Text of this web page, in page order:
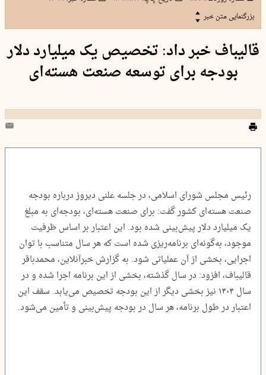
بزرگنمایی متن خبر
قالیباف خبر داد: تخصیص یک میلیارد دلار
بودجه برای توسعه صنعت هسته‌ای
رئیس مجلس شورای اسلامی، در جلسه علنی دیروز درباره بودجه
صنعت هسته‌ای کشور گفت: برای صنعت هسته‌ای، بودجه‌ای به مبلغ
یک میلیارد دلار پیش‌بینی شده بود. این اعتبار بر اساس ظرفیت
موجود، به‌گونه‌ای برنامه‌ریزی شده است که هر سال متناسب با توان
اجرایی، بخشی از آن عملیاتی شود. به گزارش خبرآنلاین، محمدباقر
قالیباف، افزود: در سال گذشته، بخشی از این برنامه اجرا شده و در
سال ۱۴۰۴ نیز بخشی دیگر از این بودجه تخصیص می‌یابد. سقف این
اعتبار در طول برنامه، هر سال در بودجه پیش‌بینی و تأمین می‌شود.